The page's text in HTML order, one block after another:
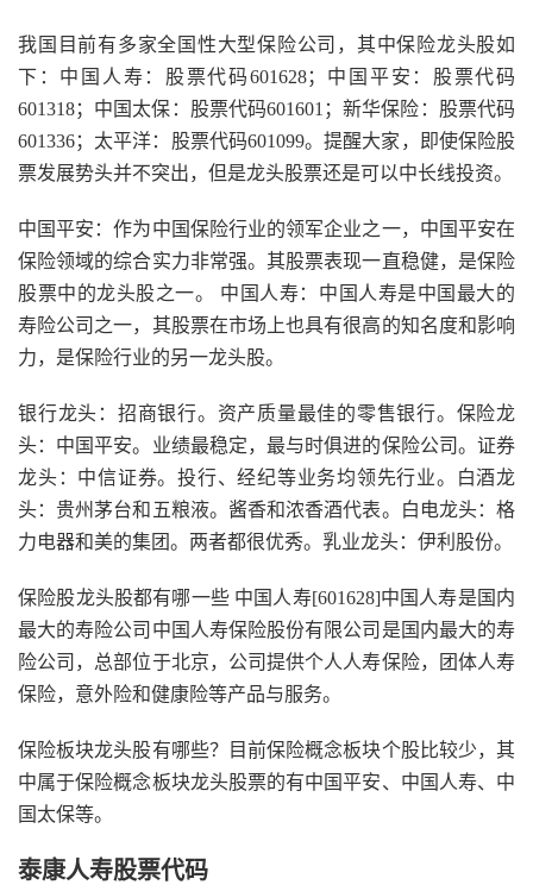
我国目前有多家全国性大型保险公司，其中保险龙头股如
下：中国人寿：股票代码601628；中国平安：股票代码
601318；中国太保：股票代码601601；新华保险：股票代码
601336；太平洋：股票代码601099。提醒大家，即使保险股
票发展势头并不突出，但是龙头股票还是可以中长线投资。
中国平安：作为中国保险行业的领军企业之一，中国平安在
保险领域的综合实力非常强。其股票表现一直稳健，是保险
股票中的龙头股之一。 中国人寿：中国人寿是中国最大的
寿险公司之一，其股票在市场上也具有很高的知名度和影响
力，是保险行业的另一龙头股。
银行龙头：招商银行。资产质量最佳的零售银行。保险龙
头：中国平安。业绩最稳定，最与时俱进的保险公司。证券
龙头：中信证券。投行、经纪等业务均领先行业。白酒龙
头：贵州茅台和五粮液。酱香和浓香酒代表。白电龙头：格
力电器和美的集团。两者都很优秀。乳业龙头：伊利股份。
保险股龙头股都有哪一些 中国人寿[601628]中国人寿是国内
最大的寿险公司中国人寿保险股份有限公司是国内最大的寿
险公司，总部位于北京，公司提供个人人寿保险，团体人寿
保险，意外险和健康险等产品与服务。
保险板块龙头股有哪些？目前保险概念板块个股比较少，其
中属于保险概念板块龙头股票的有中国平安、中国人寿、中
国太保等。
泰康人寿股票代码